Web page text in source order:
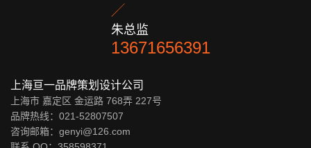

朱总监
13671656391
上海亘一品牌策划设计公司
上海市 嘉定区 金运路 768弄 227号
品牌热线：021-52807507
咨询邮箱：genyi@126.com